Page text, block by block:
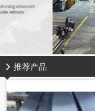
推荐产品